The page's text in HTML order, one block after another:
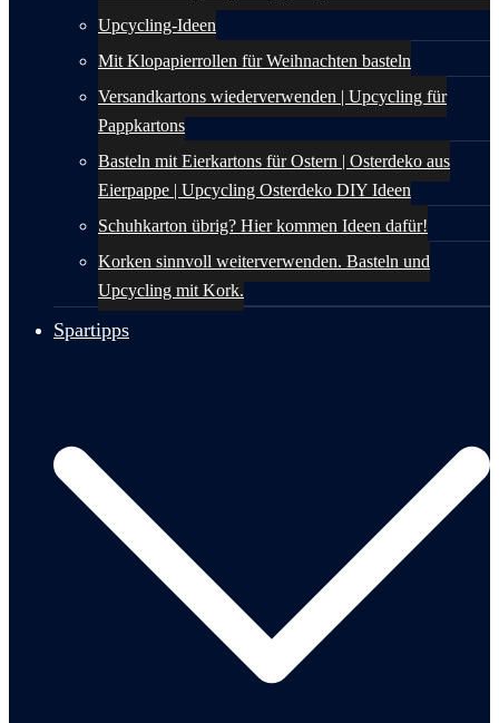
Upcycling-Ideen
Mit Klopapierrollen für Weihnachten basteln
Versandkartons wiederverwenden | Upcycling für
Pappkartons
Basteln mit Eierkartons für Ostern | Osterdeko aus
Eierpappe | Upcycling Osterdeko DIY Ideen
Schuhkarton übrig? Hier kommen Ideen dafür!
Korken sinnvoll weiterverwenden. Basteln und
Upcycling mit Kork.
Spartipps